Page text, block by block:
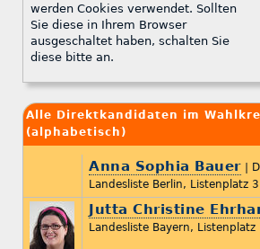
werden Cookies verwendet. Sollten
Sie diese in Ihrem Browser
ausgeschaltet haben, schalten Sie
diese bitte an.
Alle Direktkandidaten im
(alphabetisch)
Anna Sophia Bauer|
Landesliste Berlin, Listenplatz 3
Jutta Christine
Landesliste Bayern, Listenplatz